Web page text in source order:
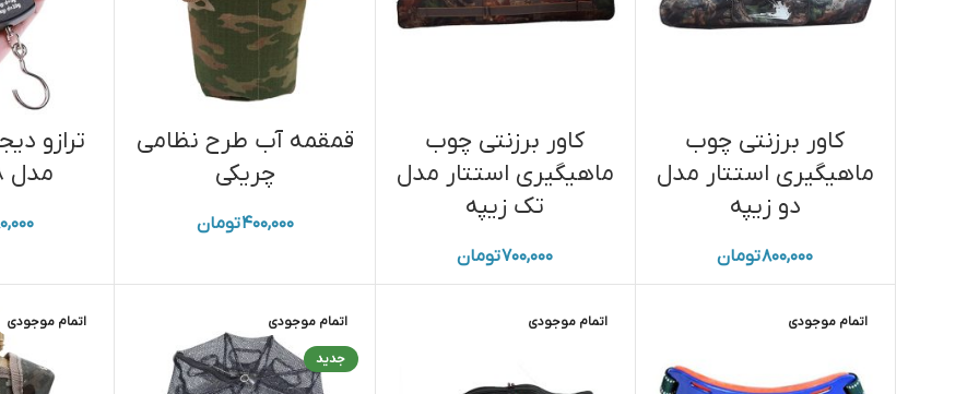
کاور برزنتی چوب
ماهیگیری استتار مدل
دو زیپه
۸۰۰,۰۰۰تومان
کاور برزنتی چوب
ماهیگیری استتار مدل
تک زیپه
۷۰۰,۰۰۰تومان
قمقمه آب طرح نظامی
چریکی
۴۰۰,۰۰۰تومان
ترازو
مدل WH-A08
اتمام موجودی اتمام موجودی اتمام موجودی
جدید
اتمام موجودی